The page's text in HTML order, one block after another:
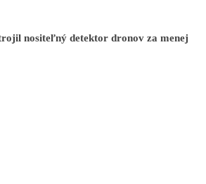
nositeľný detektor dronov za menej